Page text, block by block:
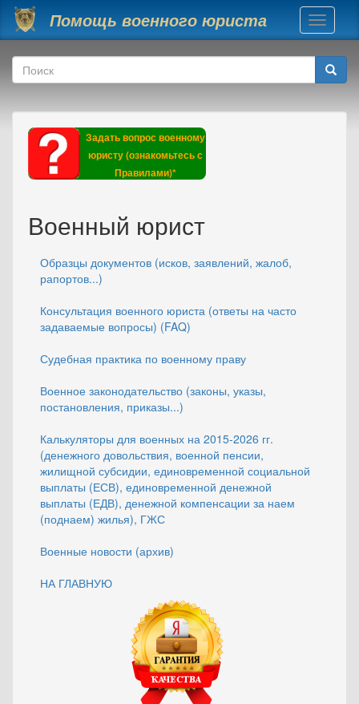
Перейти к основному содержанию
Помощь военного юриста
Toggle
Форма поиска
Поиск
Задать вопрос военному
юристу (ознакомьтесь с
Правилами)*
Военный юрист
Образцы документов (исков, заявлений, жалоб,
рапортов...)
Консультация военного юриста (ответы на часто
задаваемые вопросы) (FAQ)
Судебная практика по военному праву
Военное законодательство (законы, указы,
постановления, приказы...)
Калькуляторы для военных на 2015-2026 гг.
(денежного довольствия, военной пенсии,
жилищной субсидии, единовременной социальной
выплаты (ЕСВ), единовременной денежной
выплаты (ЕДВ), денежной компенсации за наем
(поднаем) жилья), ГЖС
Военные новости (архив)
НА ГЛАВНУЮ